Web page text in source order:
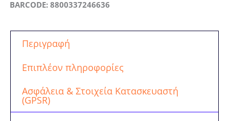
BARCODE: 8800337246636
Περιγραφή
Επιπλέον πληροφορίες
Ασφάλεια & Στοιχεία Κατασκευαστή
(GPSR)